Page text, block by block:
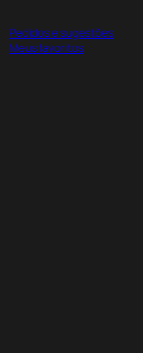
Pedidos e sugestões
Meus favoritos